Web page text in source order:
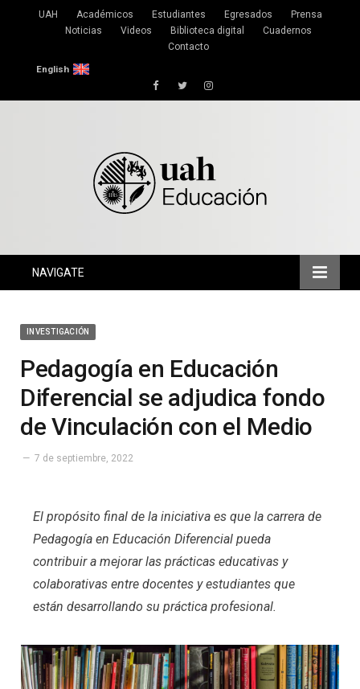
UAH Académicos Estudiantes Egresados
Prensa
Noticias
Videos Biblioteca digital
Cuadernos
Contacto
English
FacebookTwitterInstagram
NAVIGATE
INVESTIGACIÓN
Pedagogía en Educación
Diferencial se adjudica fondo
de Vinculación con el Medio
7 de septiembre, 2022
El propósito final de la iniciativa es que la carrera de
Pedagogía en Educación Diferencial pueda
contribuir a mejorar las prácticas educativas y
colaborativas entre docentes y estudiantes que
están desarrollando su práctica profesional.